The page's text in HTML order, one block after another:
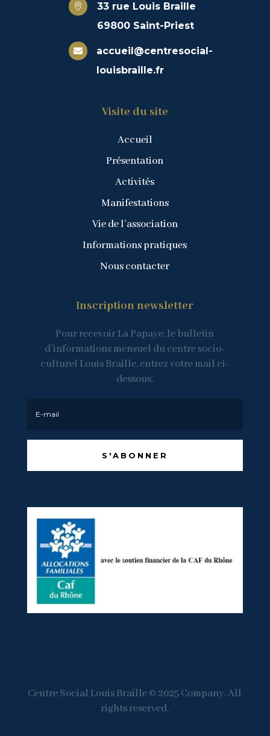

33 rue Louis Braille
69800 Saint-Priest

accueil@centresocial-
louisbraille.fr
Visite du site
Accueil
Présentation
Activités
Manifestations
Vie de l’association
Informations pratiques
Nous contacter
Inscription newsletter
Pour recevoir La Papaye, le bulletin
d’informations mensuel du centre socio-
culturel Louis Braille, entrez votre mail ci-
dessous.
S'ABONNER
Centre Social Louis Braille © 2025 Company. All
rights reserved.